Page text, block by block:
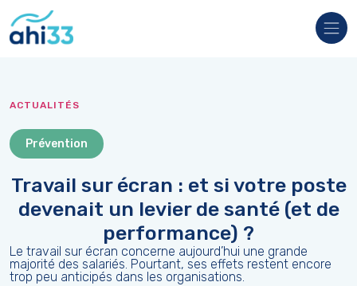
noter
Ce
système
ACTUALITÉS
Prévention
Travail sur écran : et si votre poste
devenait un levier de santé (et de
performance) ?
Le travail sur écran concerne aujourd’hui une grande
majorité des salariés. Pourtant, ses effets restent encore
trop peu anticipés dans les organisations.